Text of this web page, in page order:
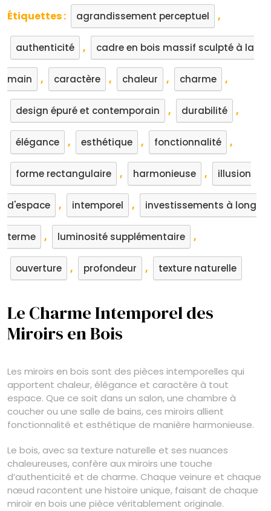
Étiquettes : agrandissement perceptuel ,
authenticité , cadre en bois massif sculpté à la
main , caractère , chaleur , charme ,
design épuré et contemporain , durabilité ,
élégance , esthétique , fonctionnalité ,
forme rectangulaire , harmonieuse , illusion
d'espace , intemporel , investissements à long
terme , luminosité supplémentaire ,
ouverture , profondeur , texture naturelle
Le Charme Intemporel des
Miroirs en Bois
Les miroirs en bois sont des pièces intemporelles qui
apportent chaleur, élégance et caractère à tout
espace. Que ce soit dans un salon, une chambre à
coucher ou une salle de bains, ces miroirs allient
fonctionnalité et esthétique de manière harmonieuse.
Le bois, avec sa texture naturelle et ses nuances
chaleureuses, confère aux miroirs une touche
d’authenticité et de charme. Chaque veinure et chaque
nœud racontent une histoire unique, faisant de chaque
miroir en bois une pièce véritablement originale.